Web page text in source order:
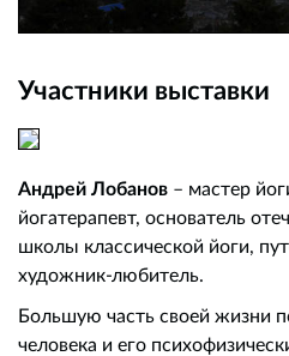
Участники выставки
Андрей Лобанов – мастер
йогатерапевт, основатель
школы классической йоги,
художник-любитель.
Большую часть своей жизни
человека и его